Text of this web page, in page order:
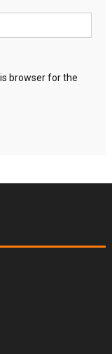
browser for the